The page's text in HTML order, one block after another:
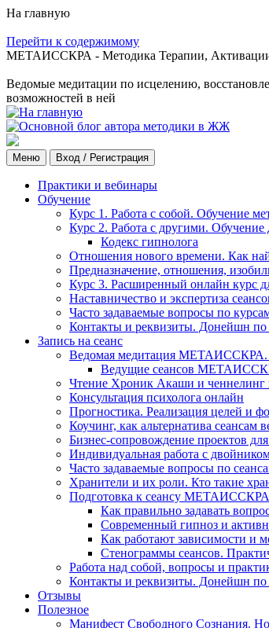
На главную
Перейти к содержимому
МЕТАИССКРА - Методика Терапии, Активации
Ведомые медитации по исцелению,
возможностей в ней
Меню Вход / Регистрация
Практики и вебинары
Обучение
Курс 1. Работа с собой. Обучение
Курс 2. Работа с другими.
Кодекс гипнолога
Отношения нового времени. Как
Предназначение, отношения,
Курс 3. Расширенный онлайн курс
Наставничество и экспертиза
Часто задаваемые вопросы по
Контакты и реквизиты. Донейшн по
Запись на сеанс
Ведомая медитация МЕТАИССКРА.
Ведущие сеансов
Чтение Хроник Акаши и ченнелинг
Консультация психолога онлайн
Прогностика. Реализация целей и
Коучинг, как альтернатива сеансам
Бизнес-сопровождение проектов
Индивидуальная работа с
Часто задаваемые вопросы по
Хранители и их роли. Кто такие
Подготовка к сеансу МЕТАИССКРА
Как правильно задавать
Современный гипноз и
Как работают зависимости
Стенограммы сеансов.
Работа над собой, вопросы и
Контакты и реквизиты. Донейшн по
Отзывы
Полезное
Манифест Свободного Сознания.